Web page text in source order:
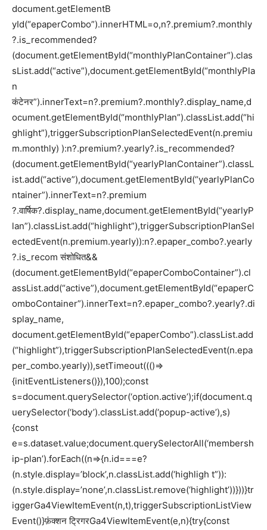
document.getElementB
yId(“epaperCombo”).innerHTML=o,n?.premium?.monthly
?.is_recommended?
(document.getElementById(“monthlyPlanContainer”).clas
sList.add(“active”),document.getElementById(“monthlyPla
n
कंटेनर”).innerText=n?.premium?.monthly?.display_name,d
ocument.getElementById(“monthlyPlan”).classList.add(“hi
ghlight”),triggerSubscriptionPlanSelectedEvent(n.premiu
m.monthly) ):n?.premium?.yearly?.is_recommended?
(document.getElementById(“yearlyPlanContainer”).classL
ist.add(“active”),document.getElementById(“yearlyPlanCo
ntainer”).innerText=n?.premium
?.वार्षिक?.display_name,document.getElementById(“yearlyP
lan”).classList.add(“highlight”),triggerSubscriptionPlanSel
ectedEvent(n.premium.yearly)):n?.epaper_combo?.yearly
?.is_recom संशोधित&&
(document.getElementById(“epaperComboContainer”).cl
assList.add(“active”),document.getElementById(“epaperC
omboContainer”).innerText=n?.epaper_combo?.yearly?.di
splay_name,
document.getElementById(“epaperCombo”).classList.add
(“highlight”),triggerSubscriptionPlanSelectedEvent(n.epa
per_combo.yearly)),setTimeout((()=>
{initEventListeners()}),100);const
s=document.querySelector(‘option.active’);if(document.q
uerySelector(‘body’).classList.add(‘popup-active’),s)
{const
e=s.dataset.value;document.querySelectorAll(‘membersh
ip-plan’).forEach((n=>{n.id===e?
(n.style.display=’block’,n.classList.add(‘highligh t”)):
(n.style.display=’none’,n.classList.remove(‘highlight’))}))}tr
iggerGa4ViewItemEvent(n,t),triggerSubscriptionListView
Event()}फ़ंक्शन ट्रिगरGa4ViewItemEvent(e,n){try{const